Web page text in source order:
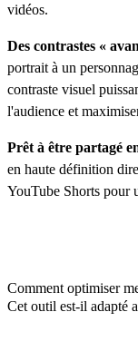
vidéos.
Des contrastes «
portrait à un
contraste visuel
l'audience et
Prêt à être partagé
en haute définition
YouTube Shorts pour
Comment optimiser
Cet outil est-il adapté